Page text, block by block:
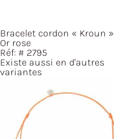
Bracelet cordon « Kroun »
Or rose
Réf: # 2795
Existe aussi en d'autres
variantes